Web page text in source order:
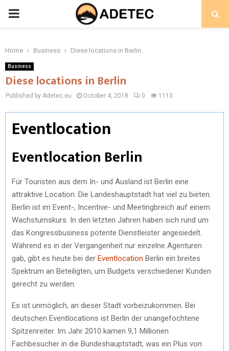
PRIMARY
Home Business Diese locations in Berlin
Business
Diese locations in Berlin
Published by Adetec.eu October 4, 2018 0 1113
Eventlocation
Eventlocation Berlin
Für Touristen aus dem In- und Ausland ist Berlin eine
attraktive Location. Die Landeshauptstadt hat viel zu bieten.
Berlin ist im Event-, Incentive- und Meetingbreich auf einem
Wachstumskurs. In den letzten Jahren haben sich rund um
das Kongressbusiness potente Dienstleister angesiedelt.
Während es in der Vergangenheit nur einzelne Agenturen
gab, gibt es heute bei der Eventlocation Berlin ein breites
Spektrum an Beteiligten, um Budgets verschiedener Kunden
gerecht zu werden.
Es ist unmöglich, an dieser Stadt vorbeizukommen. Bei
deutschen Eventlocations ist Berlin der unangefochtene
Spitzenreiter. Im Jahr 2010 kamen 9,1 Millionen
Fachbesucher in die Bundeshauptstadt, was ein Plus von